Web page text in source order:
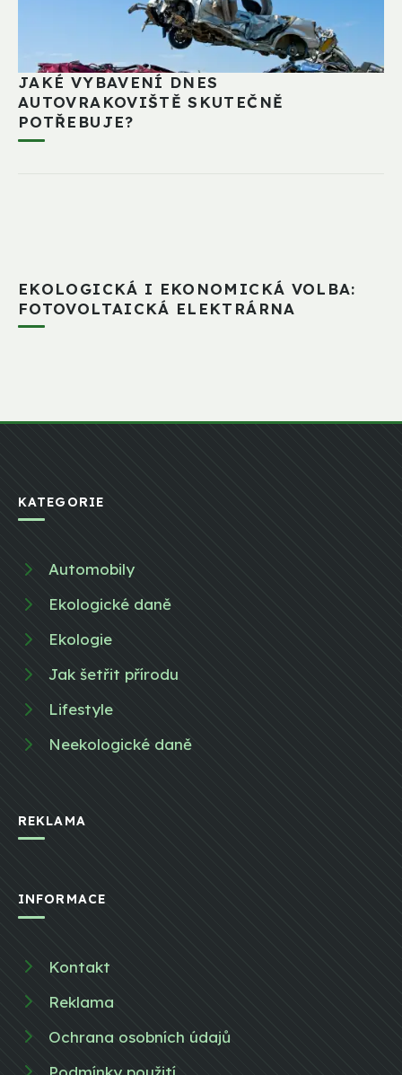
JAKÉ VYBAVENÍ DNES
AUTOVRAKOVIŠTĚ SKUTEČNĚ
POTŘEBUJE?
EKOLOGICKÁ I EKONOMICKÁ VOLBA:
FOTOVOLTAICKÁ ELEKTRÁRNA
KATEGORIE
Automobily
Ekologické daně
Ekologie
Jak šetřit přírodu
Lifestyle
Neekologické daně
REKLAMA
INFORMACE
Kontakt
Reklama
Ochrana osobních údajů